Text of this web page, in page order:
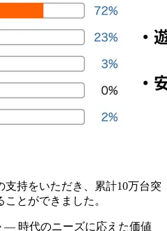
支持をいただき、累計10万台突
とができました。
― 時代のニーズに応えた価値